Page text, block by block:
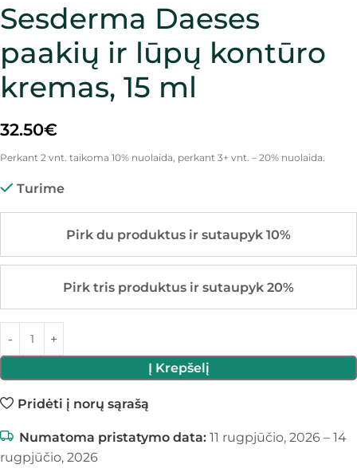
Sesderma Daeses
paakių ir lūpų kontūro
kremas, 15 ml
32.50€
Perkant 2 vnt. taikoma 10% nuolaida, perkant 3+ vnt. – 20% nuolaida.
Turime
Pirk du produktus ir sutaupyk 10%
Pirk tris produktus ir sutaupyk 20%
Į Krepšelį
Pridėti į norų sąrašą
Numatoma pristatymo data: 11 rugpjūčio, 2026 – 14
rugpjūčio, 2026